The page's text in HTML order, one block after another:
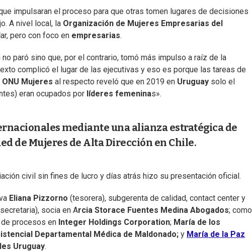
impulsaran el proceso para que otras tomen lugares de decisiones
A nivel local, la Organización de Mujeres Empresarias del
pero con foco en empresarias.
paró sino que, por el contrario, tomó más impulso a raíz de la
complicó el lugar de las ejecutivas y eso es porque las tareas de
ONU Mujeres al respecto reveló que en 2019 en Uruguay solo el
eran ocupados por líderes femeninas».
mediante una alianza estratégica de
de Mujeres de Alta Dirección en Chile.
civil sin fines de lucro y días atrás hizo su presentación oficial.
Eliana Pizzorno (tesorera), subgerenta de calidad, contact center y
socia en Arcia Storace Fuentes Medina Abogados; como
procesos en Integer Holdings Corporation; María de los
Departamental Médica de Maldonado; y María de la Paz
Uruguay.